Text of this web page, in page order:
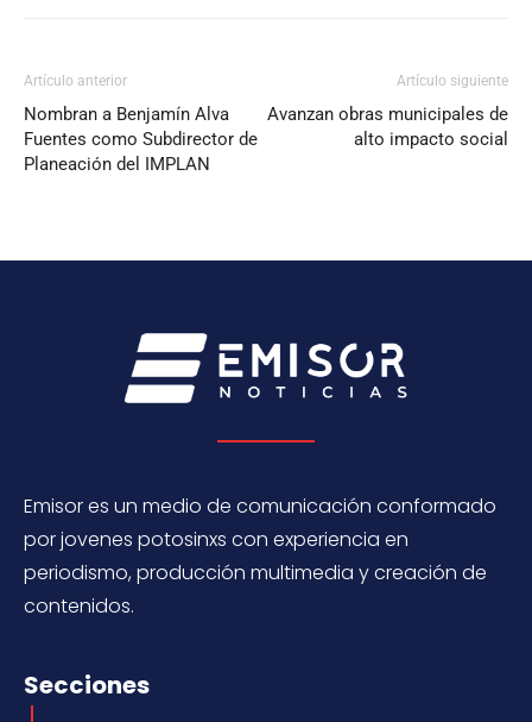
Artículo anterior
Nombran a Benjamín Alva
Fuentes como Subdirector de
Planeación del IMPLAN
Artículo siguiente
Avanzan obras municipales de
alto impacto social
Emisor es un medio de comunicación conformado
por jovenes potosinxs con experiencia en
periodismo, producción multimedia y creación de
contenidos.
Secciones